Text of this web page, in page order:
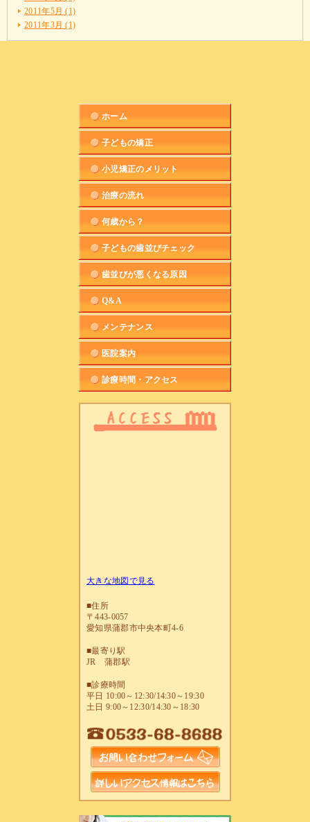
2011年5月 (1)
2011年3月 (1)
ホーム
子どもの矯正
小児矯正のメリット
治療の流れ
何歳から？
子どもの歯並びチェック
歯並びが悪くなる原因
Q&A
メンテナンス
医院案内
診療時間・アクセス
大きな地図で見る
■住所
〒443-0057
愛知県蒲郡市中央本町4-6
■最寄り駅
JR 蒲郡駅
■診療時間
平日 10:00～12:30/14:30～19:30
土日 9:00～12:30/14:30～18:30